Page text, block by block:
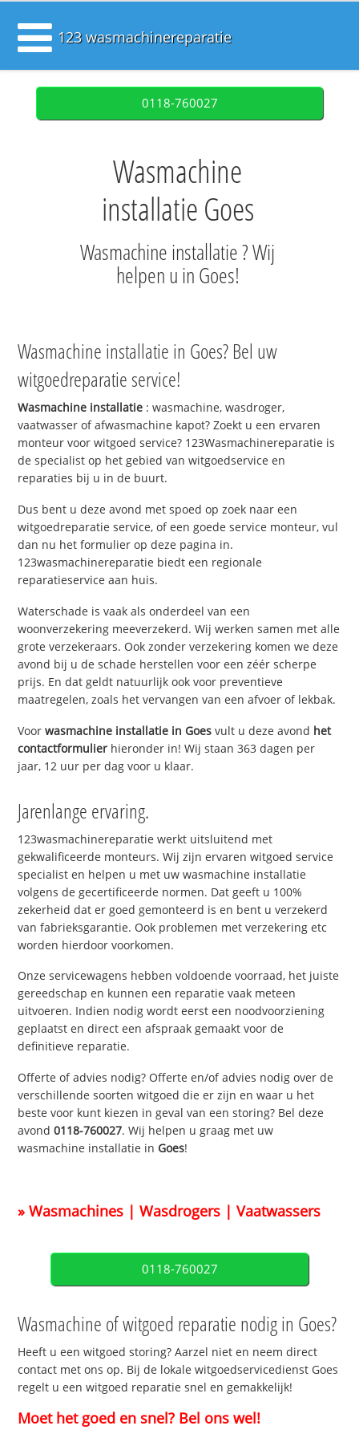
123 wasmachinereparatie
0118-760027
Wasmachine
installatie Goes
Wasmachine installatie ? Wij
helpen u in Goes!
Wasmachine installatie in Goes? Bel uw
witgoedreparatie service!
Wasmachine installatie : wasmachine, wasdroger,
vaatwasser of afwasmachine kapot? Zoekt u een ervaren
monteur voor witgoed service? 123Wasmachinereparatie is
de specialist op het gebied van witgoedservice en
reparaties bij u in de buurt.
Dus bent u deze avond met spoed op zoek naar een
witgoedreparatie service, of een goede service monteur, vul
dan nu het formulier op deze pagina in.
123wasmachinereparatie biedt een regionale
reparatieservice aan huis.
Waterschade is vaak als onderdeel van een
woonverzekering meeverzekerd. Wij werken samen met alle
grote verzekeraars. Ook zonder verzekering komen we deze
avond bij u de schade herstellen voor een zéér scherpe
prijs. En dat geldt natuurlijk ook voor preventieve
maatregelen, zoals het vervangen van een afvoer of lekbak.
Voorwasmachine installatie in Goes vult u deze avond het
contactformulier hieronder in! Wij staan 363 dagen per
jaar, 12 uur per dag voor u klaar.
Jarenlange ervaring.
123wasmachinereparatie werkt uitsluitend met
gekwalificeerde monteurs. Wij zijn ervaren witgoed service
specialist en helpen u met uw wasmachine installatie
volgens de gecertificeerde normen. Dat geeft u 100%
zekerheid dat er goed gemonteerd is en bent u verzekerd
van fabrieksgarantie. Ook problemen met verzekering etc
worden hierdoor voorkomen.
Onze servicewagens hebben voldoende voorraad, het juiste
gereedschap en kunnen een reparatie vaak meteen
uitvoeren. Indien nodig wordt eerst een noodvoorziening
geplaatst en direct een afspraak gemaakt voor de
definitieve reparatie.
Offerte of advies nodig? Offerte en/of advies nodig over de
verschillende soorten witgoed die er zijn en waar u het
beste voor kunt kiezen in geval van een storing? Bel deze
avond0118-760027. Wij helpen u graag met uw
wasmachine installatie in Goes!
» Wasmachines | Wasdrogers | Vaatwassers
0118-760027
Wasmachine of witgoed reparatie nodig in Goes?
Heeft u een witgoed storing? Aarzel niet en neem direct
contact met ons op. Bij de lokale witgoedservicedienst Goes
regelt u een witgoed reparatie snel en gemakkelijk!
Moet het goed en snel? Bel ons wel!